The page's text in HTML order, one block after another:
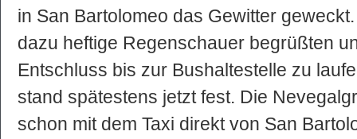
in San Bartolomeo das Gewitter
dazu heftige Regenschauer begrüßten
Entschluss bis zur Bushaltestelle zu
stand spätestens jetzt fest. Die
schon mit dem Taxi direkt von San